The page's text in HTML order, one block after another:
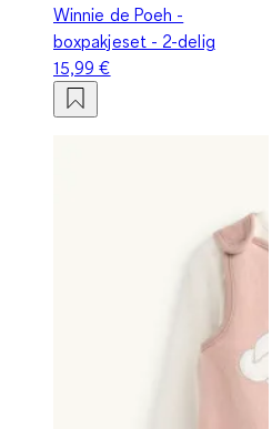
Winnie de Poeh -
boxpakjeset - 2-delig
15,99 €